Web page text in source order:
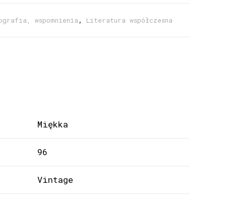
wspomnienia , Literatura współczesna
Miękka
96
Vintage